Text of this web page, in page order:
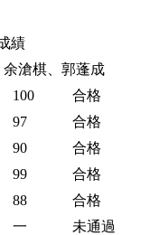
績
滄棋、郭蓬成
100
合格
97
合格
90
合格
99
合格
88
合格
一
未通過